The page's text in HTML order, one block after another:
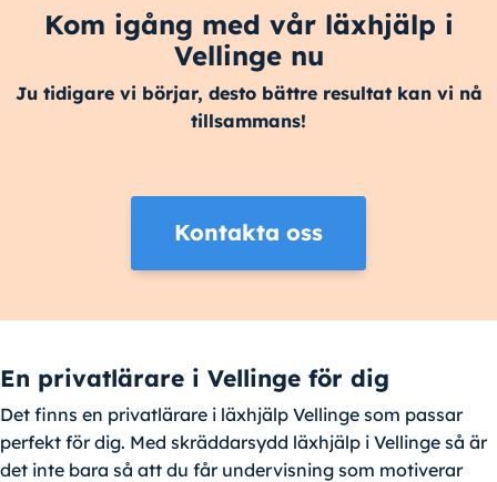
Kom igång med vår läxhjälp i
Vellinge nu
Ju tidigare vi börjar, desto bättre resultat kan vi nå
tillsammans!
Kontakta oss
En privatlärare i Vellinge för dig
Det finns en privatlärare i läxhjälp Vellinge som passar
perfekt för dig. Med skräddarsydd läxhjälp i Vellinge så är
det inte bara så att du får undervisning som motiverar